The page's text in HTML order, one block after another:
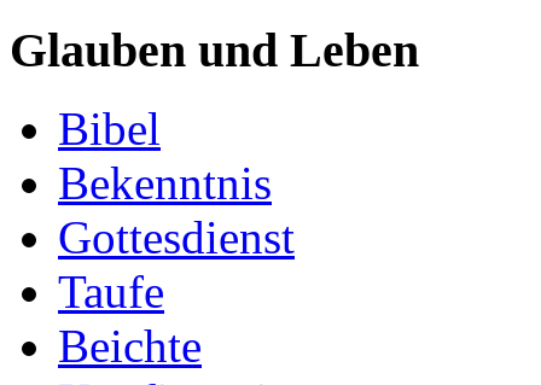
Glauben und Leben
Bibel
Bekenntnis
Gottesdienst
Taufe
Beichte